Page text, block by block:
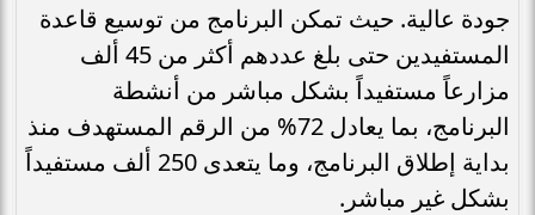
جودة عالية. حيث تمكن البرنامج من توسيع قاعدة
المستفيدين حتى بلغ عددهم أكثر من 45 ألف
مزارعاً مستفيداً بشكل مباشر من أنشطة
البرنامج، بما يعادل 72% من الرقم المستهدف منذ
بداية إطلاق البرنامج، وما يتعدى 250 ألف مستفيداً
بشكل غير مباشر.